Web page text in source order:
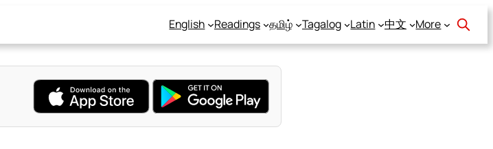
English Readings தமிழ் Tagalog Latin 中文 More